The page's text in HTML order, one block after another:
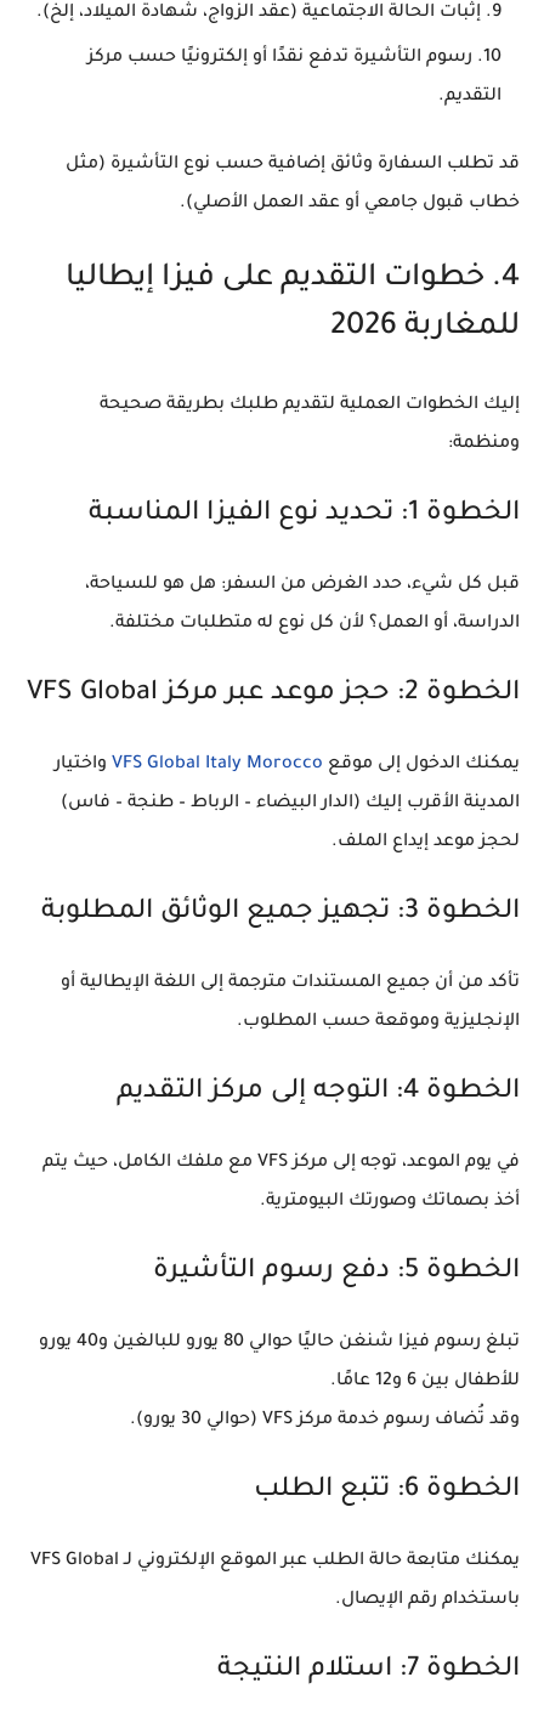
إثبات الحالة الاجتماعية (عقد الزواج، شهادة الميلاد، إلخ).
رسوم التأشيرة تدفع نقدًا أو إلكترونيًا حسب مركز
التقديم.
قد تطلب السفارة وثائق إضافية حسب نوع التأشيرة (مثل
خطاب قبول جامعي أو عقد العمل الأصلي).
4. خطوات التقديم على فيزا إيطاليا
للمغاربة 2026
إليك الخطوات العملية لتقديم طلبك بطريقة صحيحة
ومنظمة:
الخطوة 1: تحديد نوع الفيزا المناسبة
قبل كل شيء، حدد الغرض من السفر: هل هو للسياحة،
الدراسة، أو العمل؟ لأن كل نوع له متطلبات مختلفة.
الخطوة 2: حجز موعد عبر مركز VFS Global
يمكنك الدخول إلى موقع VFS Global Italy Morocco واختيار
المدينة الأقرب إليك (الدار البيضاء – الرباط – طنجة – فاس)
لحجز موعد إيداع الملف.
الخطوة 3: تجهيز جميع الوثائق المطلوبة
تأكد من أن جميع المستندات مترجمة إلى اللغة الإيطالية أو
الإنجليزية وموقعة حسب المطلوب.
الخطوة 4: التوجه إلى مركز التقديم
في يوم الموعد، توجه إلى مركز VFS مع ملفك الكامل، حيث يتم
أخذ بصماتك وصورتك البيومترية.
الخطوة 5: دفع رسوم التأشيرة
تبلغ رسوم فيزا شنغن حاليًا حوالي 80 يورو للبالغين و
40 يورو
للأطفال بين 6 و12 عامًا.
وقد تُضاف رسوم خدمة مركز VFS (حوالي 30 يورو).
الخطوة 6: تتبع الطلب
يمكنك متابعة حالة الطلب عبر الموقع الإلكتروني لـ VFS Global
باستخدام رقم الإيصال.
الخطوة 7: استلام النتيجة